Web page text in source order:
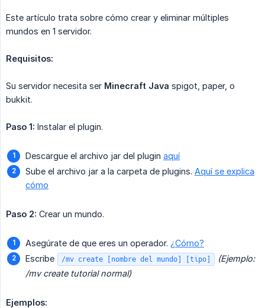
Este artículo trata sobre cómo crear y eliminar múltiples
mundos en 1 servidor.
Requisitos:
Su servidor necesita ser Minecraft Java spigot, paper, o
bukkit.
Paso 1: Instalar el plugin.
Descargue el archivo jar del plugin aquí
Sube el archivo jar a la carpeta de plugins. Aquí se explica
cómo
Paso 2: Crear un mundo.
Asegúrate de que eres un operador. ¿Cómo?
Escribe
/mv create [nombre del mundo] [tipo]
(Ejemplo:
/mv create tutorial normal)
Ejemplos: